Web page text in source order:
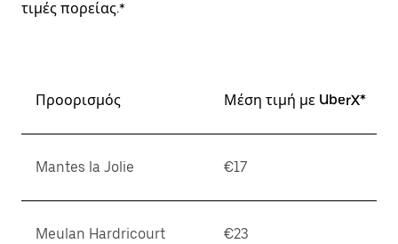
τιμές πορείας.*
Προορισμός Μέση τιμή με UberX*
Mantes la Jolie €17
Meulan Hardricourt €23